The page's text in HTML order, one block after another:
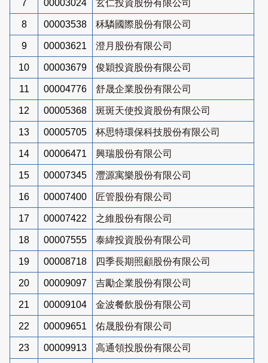
7 00003024 玄仁投資股份有限公司
8 00003538 秝驎國際股份有限公司
9 00003621 澄月股份有限公司
10 00003679 俊穎投資股份有限公司
11 00004776 舒晟企業股份有限公司
12 00005368 斑斑天使投資股份有限公司
13 00005705 杯思特環保科技股份有限公司
14 00006471 興瑞股份有限公司
15 00007345 灃源寓樂股份有限公司
16 00007400 匠管股份有限公司
17 00007422 之維股份有限公司
18 00007555 泰緯投資股份有限公司
19 00008718 四季長期照顧股份有限公司
20 00009097 吉勵企業股份有限公司
21 00009104 金波餐飲股份有限公司
22 00009651 佑晟股份有限公司
23 00009913 高通領投股份有限公司